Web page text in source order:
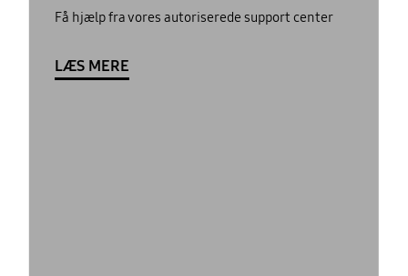
Få hjælp fra vores autoriserede support center
LÆS MERE